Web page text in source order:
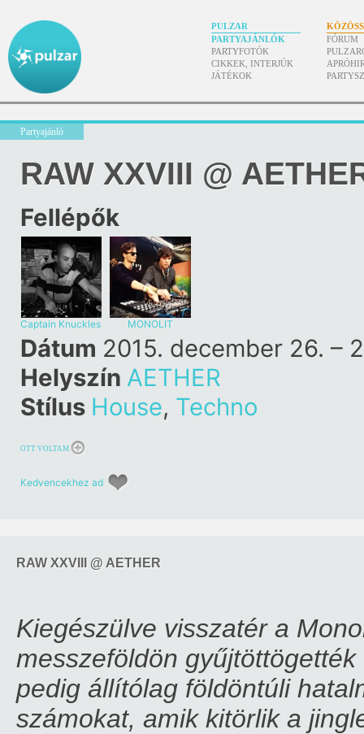
PULZAR
PARTYAJÁNLÓK
PARTYFOTÓK
CIKKEK, INTERJÚK
JÁTÉKOK
FÓRUM
Partyajánló
RAW XXVIII @
Fellépők
Captain Knuckles MONOLIT
Dátum 2015. december 26. –
Helyszín AETHER
Stílus House, Techno
OTT VOLTAM
Kedvencekhez ad
RAW XXVIII @ AETHER
Kiegészülve visszatér a
messzeföldön
pedig állítólag földöntúli
számokat, amik kitörlik a